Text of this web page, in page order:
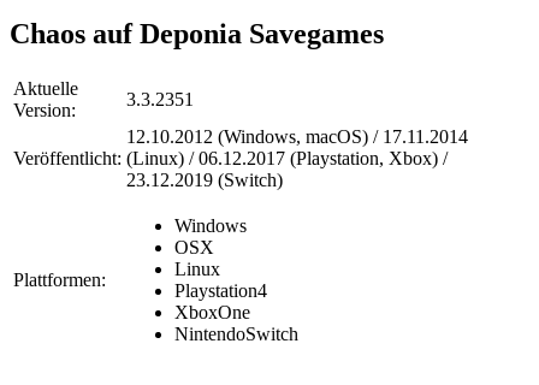
Chaos auf Deponia Savegames
Aktuelle
Version:
3.3.2351
Veröffentlicht:
12.10.2012 (Windows, macOS) / 17.11.2014
(Linux) / 06.12.2017 (Playstation, Xbox) /
23.12.2019 (Switch)
Plattformen:
Windows
OSX
Linux
Playstation4
XboxOne
NintendoSwitch